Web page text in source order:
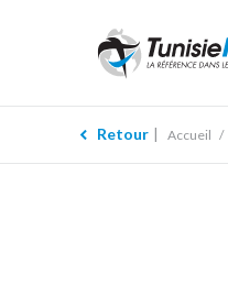
Retour Accueil